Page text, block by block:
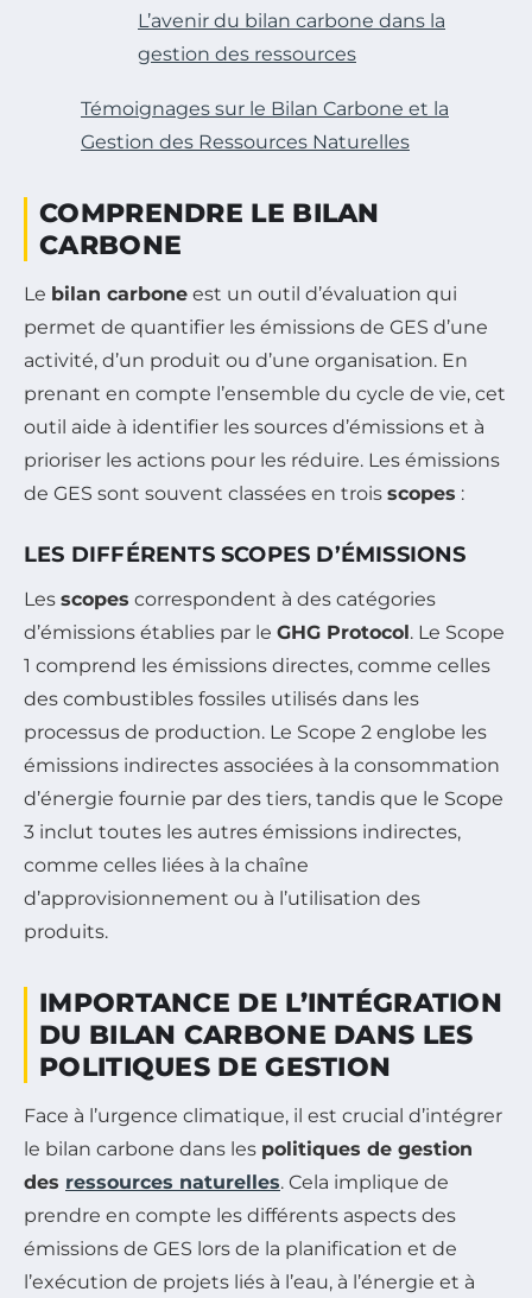
L’avenir du bilan carbone dans la
gestion des ressources
Témoignages sur le Bilan Carbone et la
Gestion des Ressources Naturelles
COMPRENDRE LE BILAN
CARBONE
Le bilan carbone est un outil d’évaluation qui
permet de quantifier les émissions de GES d’une
activité, d’un produit ou d’une organisation. En
prenant en compte l’ensemble du cycle de vie, cet
outil aide à identifier les sources d’émissions et à
prioriser les actions pour les réduire. Les émissions
de GES sont souvent classées en trois scopes :
LES DIFFÉRENTS SCOPES D’ÉMISSIONS
Les scopes correspondent à des catégories
d’émissions établies par le GHG Protocol . Le Scope
1 comprend les émissions directes, comme celles
des combustibles fossiles utilisés dans les
processus de production. Le Scope 2 englobe les
émissions indirectes associées à la consommation
d’énergie fournie par des tiers, tandis que le Scope
3 inclut toutes les autres émissions indirectes,
comme celles liées à la chaîne
d’approvisionnement ou à l’utilisation des
produits.
IMPORTANCE DE L’INTÉGRATION
DU BILAN CARBONE DANS LES
POLITIQUES DE GESTION
Face à l’urgence climatique, il est crucial d’intégrer
le bilan carbone dans les politiques de gestion
des ressources naturelles. Cela implique de
prendre en compte les différents aspects des
émissions de GES lors de la planification et de
l’exécution de projets liés à l’eau, à l’énergie et à